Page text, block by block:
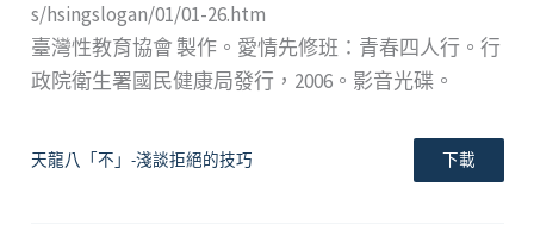
s/hsingslogan/01/01-26.htm
臺灣性教育協會 製作。愛情先修班：青春四人行。行
政院衛生署國民健康局發行，2006。影音光碟。
天龍八「不」-淺談拒絕的技巧 下載